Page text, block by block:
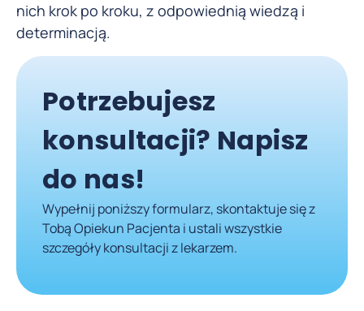
nich krok po kroku, z odpowiednią wiedzą i
determinacją.
Potrzebujesz
konsultacji? Napisz
do nas!
Wypełnij poniższy formularz, skontaktuje się z
Tobą Opiekun Pacjenta i ustali wszystkie
szczegóły konsultacji z lekarzem.